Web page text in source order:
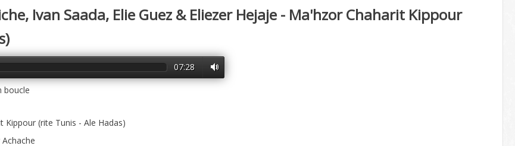
Ivan Saada, Elie Guez & Eliezer Hejaje - Ma'hzor Chaharit Kippour
07:28
boucle
Kippour (rite Tunis - Ale Hadas)